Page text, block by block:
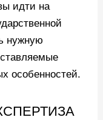
идти на
нужную
особенностей.